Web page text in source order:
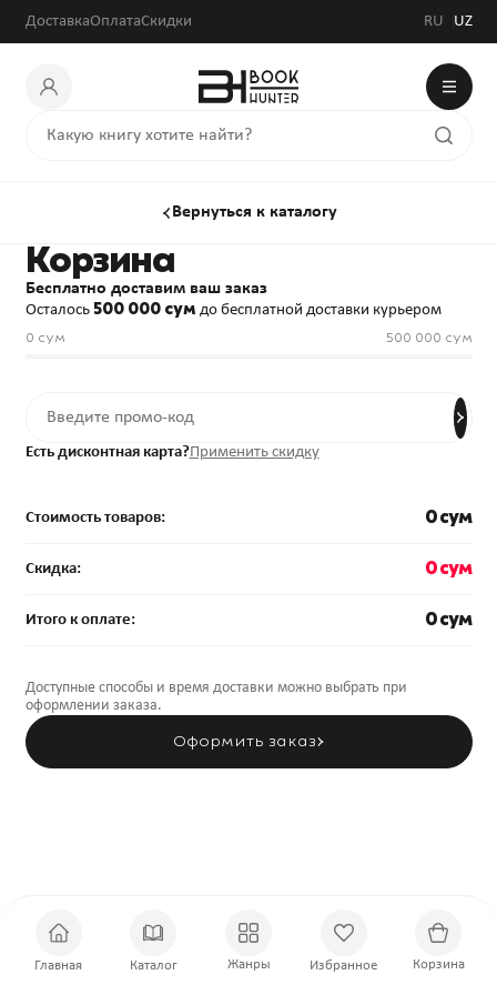
ДоставкаОплатаСкидки RU UZ
Главная Каталог Жанры Избранное Корзина
Вернуться к каталогу
Корзина
Бесплатно доставим ваш заказ
Осталось 500 000 сум до бесплатной доставки курьером
0 сум
500 000 сум
Есть дисконтная карта?Применить скидку
Стоимость товаров: 0 сум
Скидка: 0 сум
Итого к оплате: 0 сум
Оформить заказ
Доступные способы и время доставки можно выбрать при
оформлении заказа.